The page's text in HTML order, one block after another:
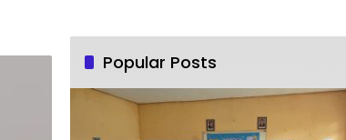
Popular Posts